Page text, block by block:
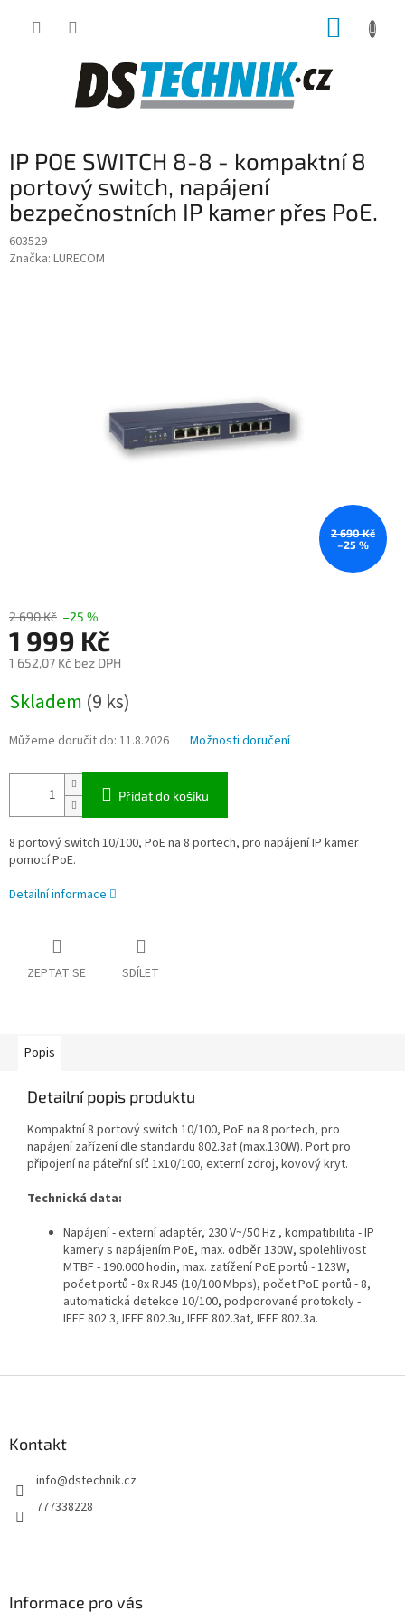
IP POE SWITCH 8-8 - kompaktní 8
portový switch, napájení
bezpečnostních IP kamer přes PoE.
603529
Značka: LURECOM
2 690 Kč
–25 %
2 690 Kč –25 %
1 999 Kč
1 652,07 Kč bez DPH
cena:
Skladem (9 ks)
Můžeme doručit do: 11.8.2026 Možnosti doručení
Přidat do košíku
8 portový switch 10/100, PoE na 8 portech, pro napájení IP kamer
pomocí PoE.
Detailní informace
ZEPTAT SE SDÍLET
Popis
Detailní popis produktu
Kompaktní 8 portový switch 10/100, PoE na 8 portech, pro
napájení zařízení dle standardu 802.3af (max.130W). Port pro
připojení na páteřní síť 1x10/100, externí zdroj, kovový kryt.
Technická data:
Napájení - externí adaptér, 230 V~/50 Hz , kompatibilita - IP
kamery s napájením PoE, max. odběr 130W, spolehlivost
MTBF - 190.000 hodin, max. zatížení PoE portů - 123W,
počet portů - 8x RJ45 (10/100 Mbps), počet PoE portů - 8,
automatická detekce 10/100, podporované protokoly -
IEEE 802.3, IEEE 802.3u, IEEE 802.3at, IEEE 802.3a.
Kontakt
info@dstechnik.cz
777338228
Informace pro vás